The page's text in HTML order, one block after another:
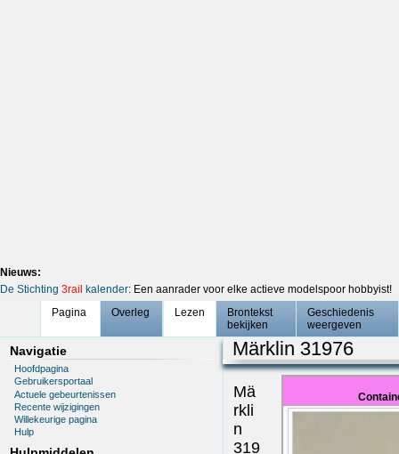
Nieuws:
De Stichting 3rail kalender: Een aanrader voor elke actieve modelspoor hobbyist!
Pagina
Overleg Lezen
Brontekst
bekijken
Geschiedenis
weergeven
Navigatie
Hoofdpagina
Gebruikersportaal
Actuele gebeurtenissen
Recente wijzigingen
Willekeurige pagina
Hulp
Märklin 31976
Mä
rkli
n
319